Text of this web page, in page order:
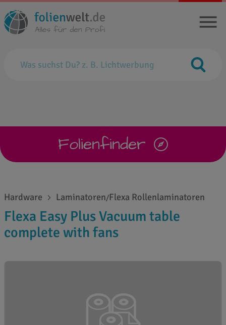
Folienfinder
Hardware Laminatoren/Flexa Rollenlaminatoren
Flexa Easy Plus Vacuum table
complete with fans